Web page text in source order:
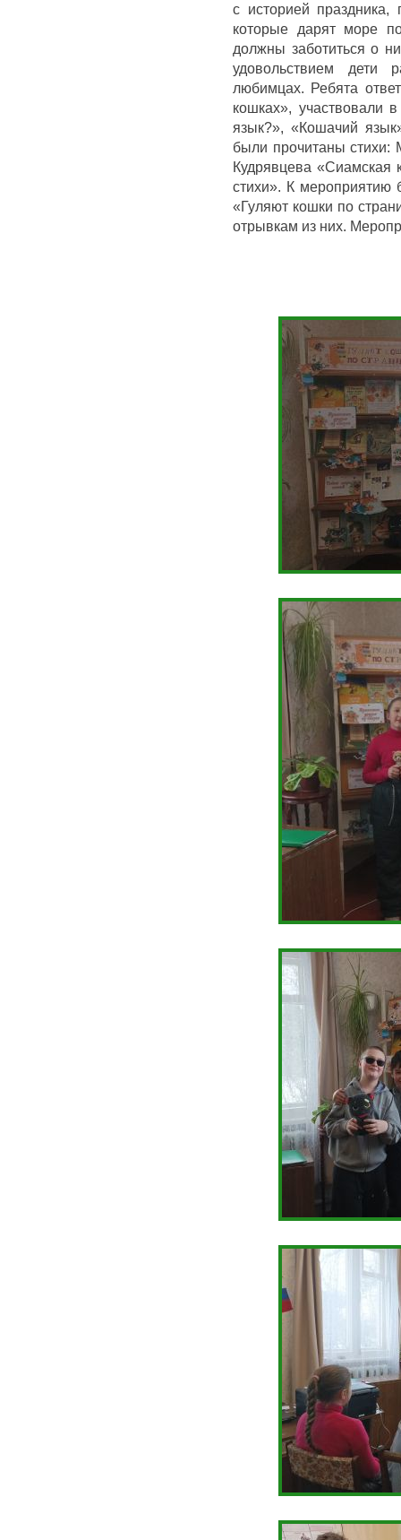
с историей
которые дарят море
должны заботиться о
удовольствием дети
любимцах. Ребята
кошках», участвовали
язык?», «Кошачий
были прочитаны
Кудрявцева «Сиамская
стихи». К
«Гуляют кошки по
отрывкам из них.